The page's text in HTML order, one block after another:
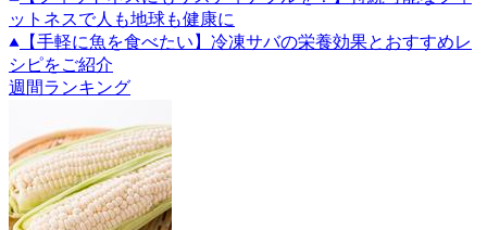
ットネスで人も地球も健康に
【手軽に魚を食べたい】冷凍サバの栄養効果とおすすめレ
シピをご紹介
週間ランキング